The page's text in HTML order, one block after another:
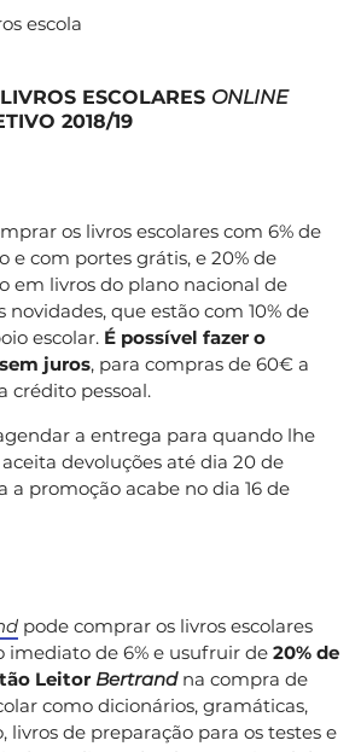
ESCOLARES ONLINE
2018/19
os livros escolares com 6% de
e com portes grátis, e 20% de
em livros do plano nacional de
novidades, que estão com 10% de
escolar. É possível fazer o
juros, para compras de 60€ a
crédito pessoal.
a entrega para quando lhe
devoluções até dia 20 de
a promoção acabe no dia 16 de
pode comprar os livros escolares
imediato de 6% e usufruir de 20% de
Leitor Bertrandna compra de
como dicionários, gramáticas,
livros de preparação para os testes e